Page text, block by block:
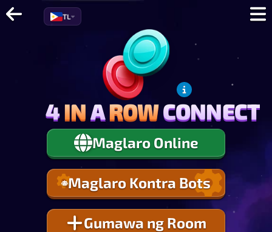
TL
4INAROWCONNECT
4INAROWCONNECT
Maglaro Online
Maglaro Kontra Bots
Gumawa ng Room